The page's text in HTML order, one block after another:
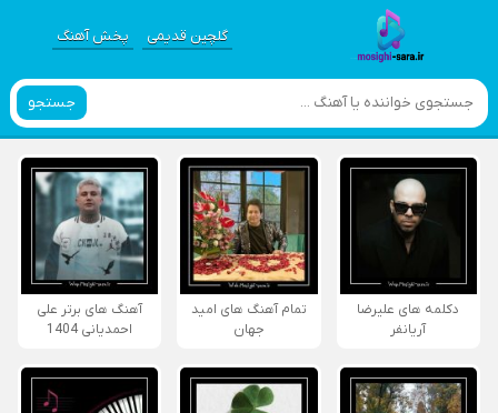
گلچین قدیمی پخش آهنگ
جستجو
دکلمه های علیرضا
آریانفر
تمام آهنگ های امید
جهان
آهنگ های برتر علی
احمدیانی 1404